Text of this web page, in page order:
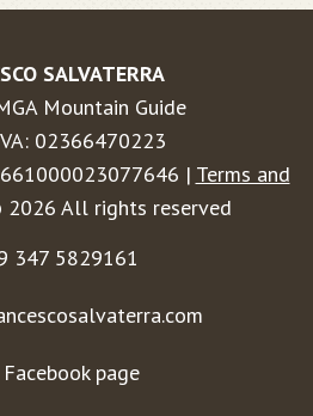
SALVATERRA
Mountain Guide
02366470223
| Terms and
All rights reserved
347 5829161
page